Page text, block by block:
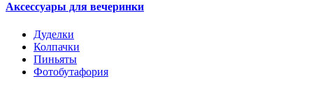
Аксессуары для вечеринки
Дуделки
Колпачки
Пиньяты
Фотобутафория